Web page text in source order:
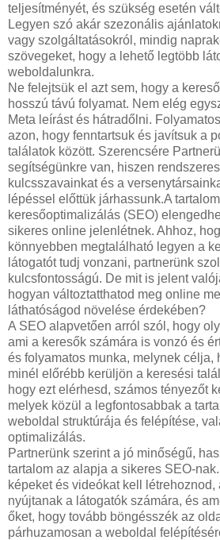
teljesítményét, és szükség esetén
Legyen szó akár szezonális
vagy szolgáltatásokról, mindig
szövegeket, hogy a lehető legtöbb
weboldalunkra.
Ne felejtsük el azt sem, hogy a
hosszú távú folyamat. Nem elég
Meta leírást és hátradőlni.
azon, hogy fenntartsuk és javítsuk a
találatok között. Szerencsére
segítségünkre van, hiszen
kulcsszavainkat és a
lépéssel előttük járhassunk.A
keresőoptimalizálás (SEO)
sikeres online jelenlétnek. Ahhoz,
könnyebben megtalálható legyen a
látogatót tudj vonzani, partnerünk
kulcsfontosságú. De mit is jelent
hogyan változtatthatod meg online
láthatóságod növelése érdekében?
A SEO alapvetően arról szól, hogy
ami a keresők számára is vonzó és
és folyamatos munka, melynek célja,
minél előrébb kerüljön a keresési
hogy ezt elérhesd, számos tényezőt
melyek közül a legfontosabbak a
weboldal struktúrája és felépítése,
optimalizálás.
Partnerünk szerint a jó minőségű,
tartalom az alapja a sikeres SEO-
képeket és videókat kell
nyújtanak a látogatók számára, és
őket, hogy tovább böngésszék az
párhuzamosan a weboldal